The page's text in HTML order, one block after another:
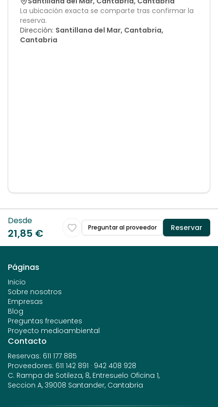
La ubicación exacta se comparte tras confirmar la
reserva.
Dirección: Santillana del Mar, Cantabria,
Cantabria
Desde
21,85 € Preguntar al proveedor Reservar
Páginas
Inicio
Sobre nosotros
Empresas
Blog
Preguntas frecuentes
Proyecto medioambiental
Contacto
Reservas: 611 177 885
Proveedores: 611 142 891 · 942 408 928
C. Rampa de Sotileza, 8, Entresuelo Oficina 1,
Seccion A, 39008 Santander, Cantabria